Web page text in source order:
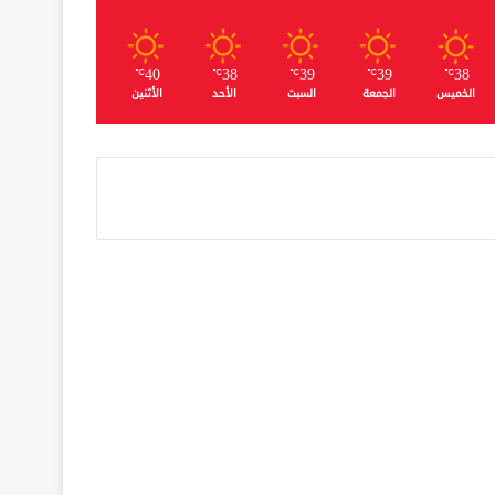
38
℃
الخميس
39
℃
الجمعة
39
℃
السبت
38
℃
الأحد
40
℃
الأثنين